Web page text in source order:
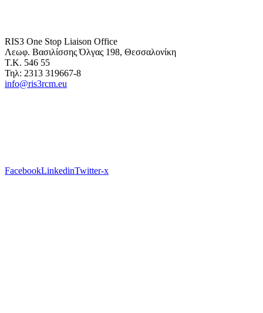
RIS3 One Stop Liaison Office
Λεωφ. Βασιλίσσης Όλγας 198, Θεσσαλονίκη
Τ.Κ. 546 55
Τηλ: 2313 319667-8
info@ris3rcm.eu
FacebookLinkedinTwitter-x